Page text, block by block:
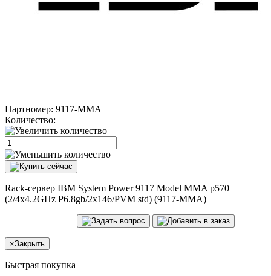
Партномер: 9117-MMA
Количество:
Rack-сервер IBM System Power 9117 Model MMA p570
(2/4x4.2GHz P6.8gb/2x146/PVM std) (9117-MMA)
×Закрыть
Быстрая покупка